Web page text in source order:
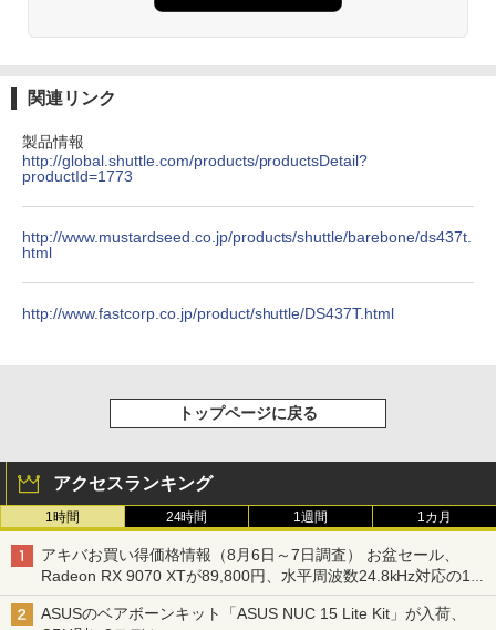
関連リンク
製品情報
http://global.shuttle.com/products/productsDetail?
productId=1773
http://www.mustardseed.co.jp/products/shuttle/barebone/ds437t.
html
http://www.fastcorp.co.jp/product/shuttle/DS437T.html
トップページに戻る
アクセスランキング
1時間 24時間 1週間 1カ月
アキバお買い得価格情報（8月6日～7日調査） お盆セール、
Radeon RX 9070 XTが89,800円、水平周波数24.8kHz対応の17
型モニターが9,801円、暑さ指数連動セール ほか
ASUSのベアボーンキット「ASUS NUC 15 Lite Kit」が入荷、